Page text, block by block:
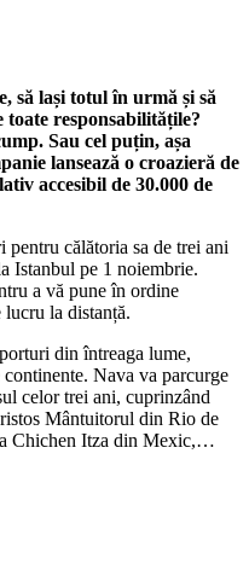
să lași totul în urmă și să
responsabilitățile?
Sau cel puțin, așa
lansează o croazieră de
accesibil de 30.000 de
pentru călătoria sa de trei ani
Istanbul pe 1 noiembrie.
a vă pune în ordine
la distanță.
din întreaga lume,
Nava va parcurge
celor trei ani, cuprinzând
Mântuitorul din Rio de
Chichen Itza din Mexic,…